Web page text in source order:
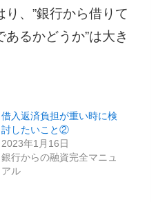
り、”銀行から借りて
るかどうか”は大き
借入返済負担が重い時に検
討したいこと②
2023年1月16日
銀行からの融資完全マニュ
アル